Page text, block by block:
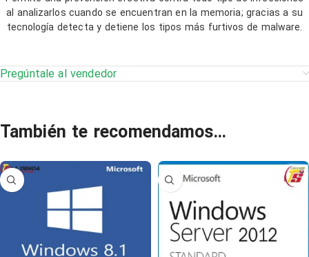
al analizarlos cuando se encuentran en la memoria; gracias a su
tecnología detecta y detiene los tipos más furtivos de malware.
Pregúntale al vendedor
También te recomendamos…